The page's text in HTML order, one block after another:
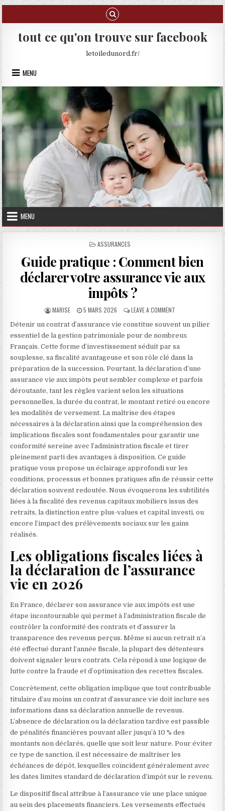
Skip to content
tout ce qu'on trouve sur facebook
letoiledunord.fr/
MENU
MENU
POSTED IN
ASSURANCES
Guide pratique : Comment bien
déclarer votre assurance vie aux
impôts ?
AUTHOR:
MARISE PUBLISHED DATE:
5 MARS 2026 LEAVE A COMMENT ON GUIDE
Détenir un contrat d’assurance vie constitue souvent un pilier
essentiel de la gestion patrimoniale pour de nombreux
Français. Cette forme d’investissement séduit par sa
souplesse, sa fiscalité avantageuse et son rôle clé dans la
préparation de la succession. Pourtant, la déclaration d’une
assurance vie aux impôts peut sembler complexe et parfois
déroutante, tant les règles varient selon les situations
personnelles, la durée du contrat, le montant retiré ou encore
les modalités de versement. La maîtrise des étapes
nécessaires à la déclaration ainsi que la compréhension des
implications fiscales sont fondamentales pour garantir une
conformité sereine avec l’administration fiscale et tirer
pleinement parti des avantages à disposition. Ce guide
pratique vous propose un éclairage approfondi sur les
conditions, processus et bonnes pratiques afin de réussir cette
déclaration souvent redoutée. Nous évoquerons les subtilités
liées à la fiscalité des revenus capitaux mobiliers issus des
retraits, la distinction entre plus-values et capital investi, ou
encore l’impact des prélèvements sociaux sur les gains
réalisés.
Les obligations fiscales liées à
la déclaration de l’assurance
vie en 2026
En France, déclarer son assurance vie aux impôts est une
étape incontournable qui permet à l’administration fiscale de
contrôler la conformité des contrats et d’assurer la
transparence des revenus perçus. Même si aucun retrait n’a
été effectué durant l’année fiscale, la plupart des détenteurs
doivent signaler leurs contrats. Cela répond à une logique de
lutte contre la fraude et d’optimisation des recettes fiscales.
Concrètement, cette obligation implique que tout contribuable
titulaire d’au moins un contrat d’assurance vie doit inclure ses
informations dans sa déclaration annuelle de revenus.
L’absence de déclaration ou la déclaration tardive est passible
de pénalités financières pouvant aller jusqu’à 10 % des
montants non déclarés, quelle que soit leur nature. Pour éviter
ce type de sanction, il est nécessaire de maîtriser les
échéances de dépôt, lesquelles coïncident généralement avec
les dates limites standard de déclaration d’impôt sur le revenu.
Le dispositif fiscal attribue à l’assurance vie une place unique
au sein des placements financiers. Les versements effectués